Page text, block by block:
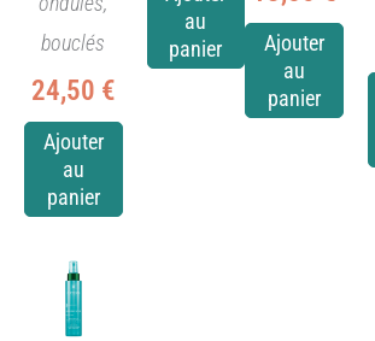
bouclés
24,50 €
Ajouter
au
panier
au
panier
Ajouter
au
panier